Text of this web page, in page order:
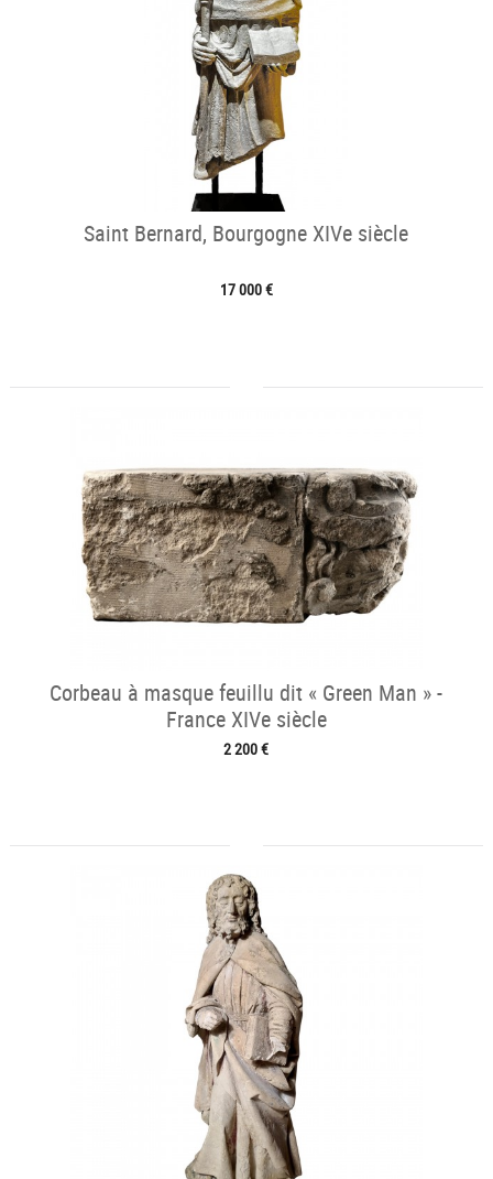
Saint Bernard, Bourgogne XIVe siècle
17 000 €
Corbeau à masque feuillu dit « Green Man » -
France XIVe siècle
2 200 €